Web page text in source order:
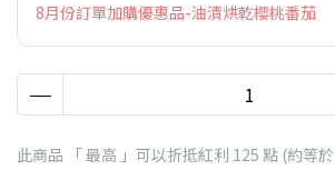
8月份訂單加購優惠品-油漬烘乾櫻桃番茄
此商品 「 最高 」可以折抵紅利 125 點 (約等於